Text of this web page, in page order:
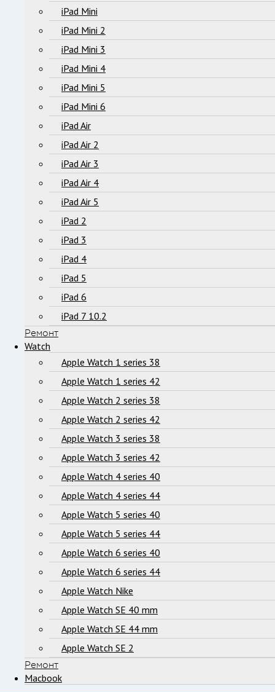
iPad Mini
iPad Mini 2
iPad Mini 3
iPad Mini 4
iPad Mini 5
iPad Mini 6
iPad Air
iPad Air 2
iPad Air 3
iPad Air 4
iPad Air 5
iPad 2
iPad 3
iPad 4
iPad 5
iPad 6
iPad 7 10.2
Ремонт
Watch
Apple Watch 1 series 38
Apple Watch 1 series 42
Apple Watch 2 series 38
Apple Watch 2 series 42
Apple Watch 3 series 38
Apple Watch 3 series 42
Apple Watch 4 series 40
Apple Watch 4 series 44
Apple Watch 5 series 40
Apple Watch 5 series 44
Apple Watch 6 series 40
Apple Watch 6 series 44
Apple Watch Nike
Apple Watch SE 40 mm
Apple Watch SE 44 mm
Apple Watch SE 2
Ремонт
Macbook